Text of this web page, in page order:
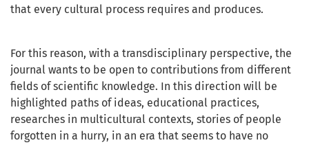
that every cultural process requires and produces.
For this reason, with a transdisciplinary perspective, the
journal wants to be open to contributions from different
fields of scientific knowledge. In this direction will be
highlighted paths of ideas, educational practices,
researches in multicultural contexts, stories of people
forgotten in a hurry, in an era that seems to have no